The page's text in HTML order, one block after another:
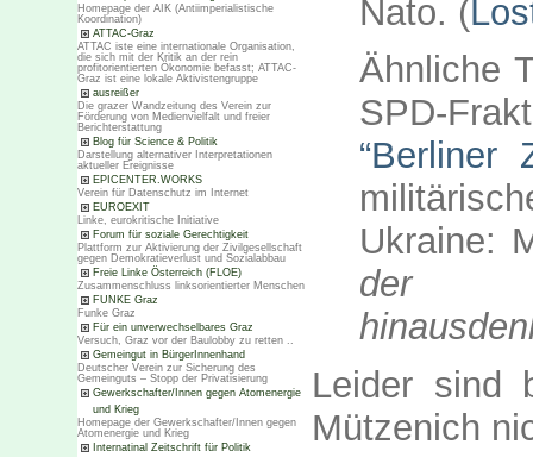
Homepage der AIK (Antiimperialistische
Koordination)
ATTAC-Graz
ATTAC iste eine internationale Organisation,
die sich mit der Kritik an der rein
profitorientierten Ökonomie befasst; ATTAC-
Graz ist eine lokale Aktivistengruppe
ausreißer
Die grazer Wandzeitung des Verein zur
Förderung von Medienvielfalt und freier
Berichterstattung
Blog für Science & Politik
Darstellung alternativer Interpretationen
aktueller Ereignisse
EPICENTER.WORKS
Verein für Datenschutz im Internet
EUROEXIT
Linke, eurokritische Initiative
Forum für soziale Gerechtigkeit
Plattform zur Aktivierung der Zivilgesellschaft
gegen Demokratieverlust und Sozialabbau
Freie Linke Österreich (FLOE)
Zusammenschluss linksorientierter Menschen
FUNKE Graz
Funke Graz
Für ein unverwechselbares Graz
Versuch, Graz vor der Baulobby zu retten ..
Gemeingut in BürgerInnenhand
Deutscher Verein zur Sicherung des
Gemeinguts – Stopp der Privatisierung
Gewerkschafter/Innen gegen Atomenergie
und Krieg
Homepage der Gewerkschafter/Innen gegen
Atomenergie und Krieg
Internatinal Zeitschrift für Politik
Nato. (
Ähnliche
SPD-
“Berliner
Ukraine:
der
Leider sind
Mützenich